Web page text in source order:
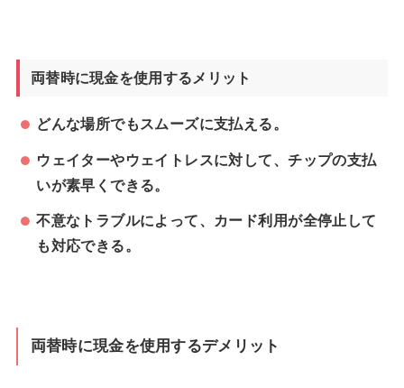
両替時に現金を使用するメリット
どんな場所でもスムーズに支払える。
ウェイターやウェイトレスに対して、チップの支払
いが素早くできる。
不意なトラブルによって、カード利用が全停止して
も対応できる。
両替時に現金を使用するデメリット